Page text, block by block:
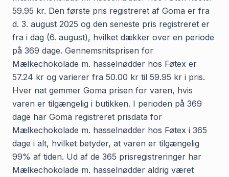
59.95 kr. Den første pris registreret af Goma er fra
d. 3. august 2025 og den seneste pris registreret er
fra i dag (6. august), hvilket dækker over en periode
på 369 dage. Gennemsnitsprisen for
Mælkechokolade m. hasselnødder hos Føtex er
57.24 kr og varierer fra 50.00 kr til 59.95 kr i pris.
Hver nat gemmer Goma prisen for varen, hvis
varen er tilgængelig i butikken. I perioden på 369
dage har Goma registreret prisdata for
Mælkechokolade m. hasselnødder hos Føtex i 365
dage i alt, hvilket betyder, at varen er tilgængelig
99% af tiden. Ud af de 365 prisregistreringer har
Mælkechokolade m. hasselnødder aldrig været